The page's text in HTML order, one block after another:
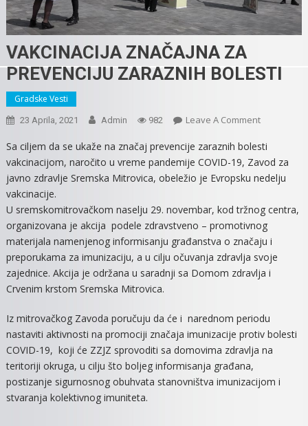
VAKCINACIJA ZNAČAJNA ZA
PREVENCIJU ZARAZNIH BOLESTI
Gradske Vesti
23 Aprila, 2021 Admin 982 Leave A CommentOn
ZNAČAJNA
ZA
PREVENCIJU
BOLESTI
Sa ciljem da se ukaže na značaj prevencije zaraznih bolesti
vakcinacijom, naročito u vreme pandemije COVID-19, Zavod za
javno zdravlje Sremska Mitrovica, obeležio je Evropsku nedelju
vakcinacije.
U sremskomitrovačkom naselju 29. novembar, kod tržnog centra,
organizovana je akcija podele zdravstveno – promotivnog
materijala namenjenog informisanju građanstva o značaju i
preporukama za imunizaciju, a u cilju očuvanja zdravlja svoje
zajednice. Akcija je održana u saradnji sa Domom zdravlja i
Crvenim krstom Sremska Mitrovica.
Iz mitrovačkog Zavoda poručuju da će i narednom periodu
nastaviti aktivnosti na promociji značaja imunizacije protiv bolesti
COVID-19, koji će ZZJZ sprovoditi sa domovima zdravlja na
teritoriji okruga, u cilju što boljeg informisanja građana,
postizanje sigurnosnog obuhvata stanovništva imunizacijom i
stvaranja kolektivnog imuniteta.